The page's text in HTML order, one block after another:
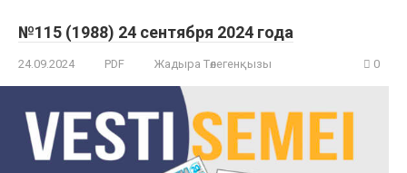
№115 (1988) 24 сентября 2024 года
24.09.2024 PDF Жадыра Төлегенқызы 0